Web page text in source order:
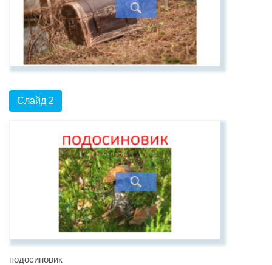
Слайд 2
подосиновик